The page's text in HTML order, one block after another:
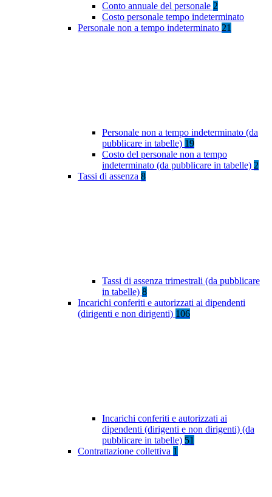
Conto annuale del personale 2
Costo personale tempo indeterminato
Personale non a tempo indeterminato 21
Personale non a tempo indeterminato (da
pubblicare in tabelle) 19
Costo del personale non a tempo
indeterminato (da pubblicare in tabelle) 2
Tassi di assenza 8
Tassi di assenza trimestrali (da pubblicare
in tabelle) 8
Incarichi conferiti e autorizzati ai dipendenti
(dirigenti e non dirigenti) 106
Incarichi conferiti e autorizzati ai
dipendenti (dirigenti e non dirigenti) (da
pubblicare in tabelle) 51
Contrattazione collettiva 1